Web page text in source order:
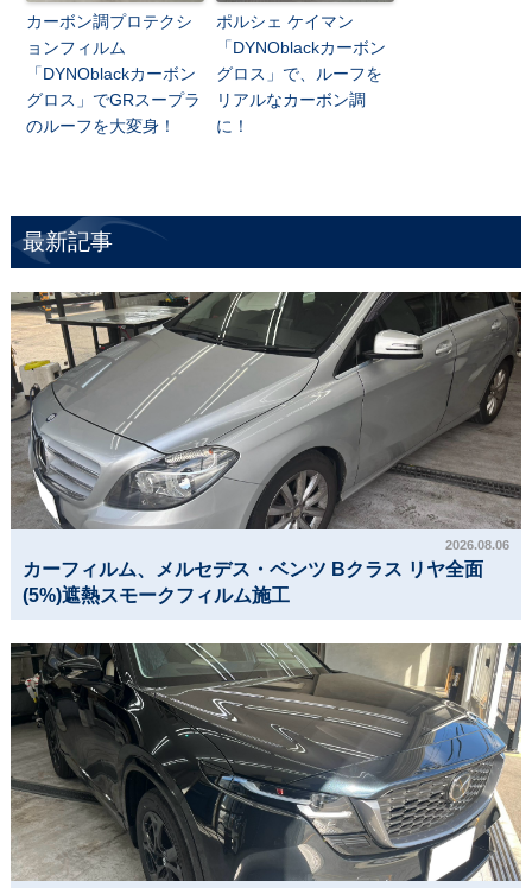
カーボン調プロテクシ
ョンフィルム
「DYNOblackカーボン
グロス」でGRスープラ
のルーフを大変身！
ポルシェ ケイマン
「DYNOblackカーボン
グロス」で、ルーフを
リアルなカーボン調
に！
最新記事
2026.08.06
カーフィルム、メルセデス・ベンツ Bクラス リヤ全面
(5%)遮熱スモークフィルム施工